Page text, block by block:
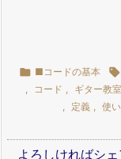
 ■コードの基本 
コード ギター教室
定義 使
よろしければシ